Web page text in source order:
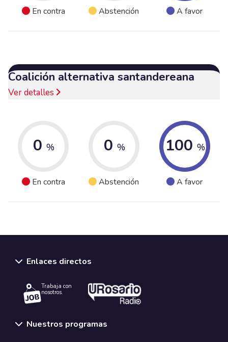
En contra Abstención A favor
Coalición alternativa santandereana
Ver detalles
0 %
En contra
0 %
Abstención
100 %
A favor
Enlaces directos
Trabaja con
nosotros.
Nuestros programas